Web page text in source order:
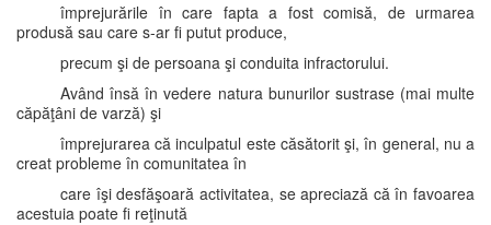
împrejurările în care fapta a fost comisă, de urmarea
produsă sau care s-ar fi putut produce,
precum şi de persoana şi conduita infractorului.
Având însă în vedere natura bunurilor sustrase (mai multe
căpăţâni de varză) şi
împrejurarea că inculpatul este căsătorit şi, în general, nu a
creat probleme în comunitatea în
care îşi desfăşoară activitatea, se apreciază că în favoarea
acestuia poate fi reţinută